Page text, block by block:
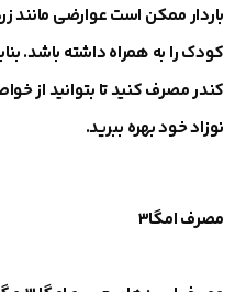
باردار ممکن است عوارضی
کودک را به همراه داشته باشد.
کندر مصرف کنید تا بتوانید از
نوزاد خود بهره ببرید.
مصرف امگا۳